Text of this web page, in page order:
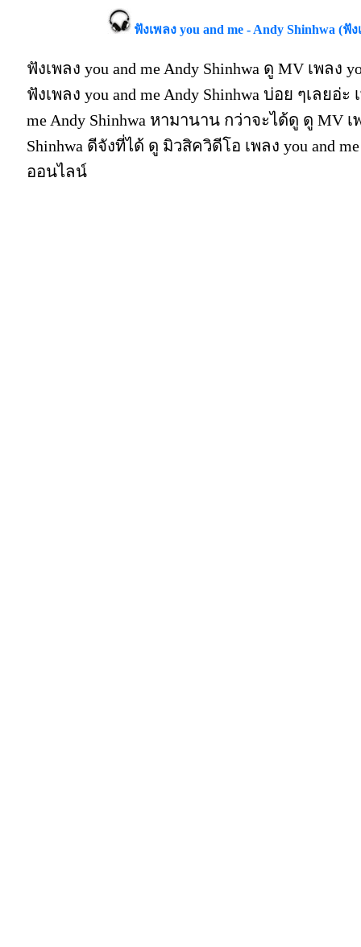
ฟังเพลง you and me - Andy Shinhwa (ฟัง
ฟังเพลง you and me Andy Shinhwa ดู MV เพลง
ฟังเพลง you and me Andy Shinhwa บ่อย ๆเลยอ่ะ
me Andy Shinhwa หามานาน กว่าจะได้ดู ดู MV เ
Shinhwa ดีจังที่ได้ ดู มิวสิควิดีโอ เพลง you and
ออนไลน์